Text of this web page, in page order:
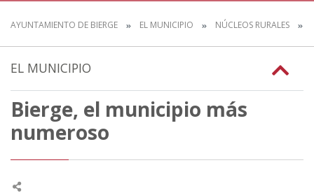
AYUNTAMIENTO DE BIERGE EL MUNICIPIO NÚCLEOS RURALES
EL MUNICIPIO
Bierge, el municipio más
numeroso